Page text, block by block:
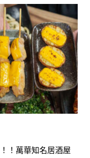
！萬華知名居酒屋